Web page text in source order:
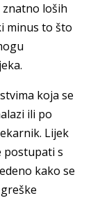
loših
minus to što
koja se
ili po
Lijek
postupati s
kako se